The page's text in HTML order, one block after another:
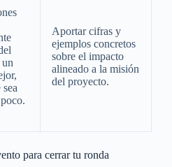
Aportar cifras y
ejemplos concretos
sobre el impacto
alineado a la misión
del proyecto.
para cerrar tu ronda